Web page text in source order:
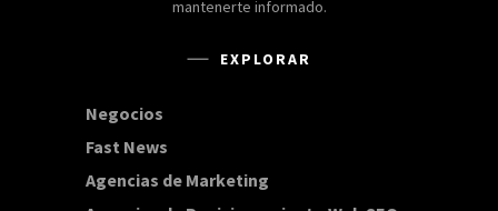
mantenerte informado.
EXPLORAR
Negocios
Fast News
Agencias de Marketing